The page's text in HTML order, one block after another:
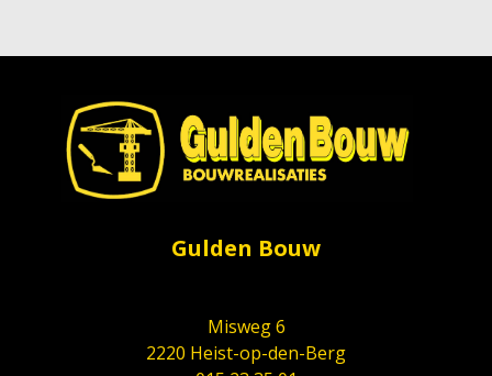
Gulden Bouw
Misweg 6
2220 Heist-op-den-Berg